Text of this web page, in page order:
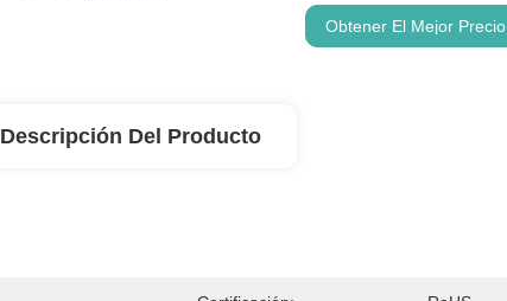
Obtener El Mejor Precio
Descripción Del Producto